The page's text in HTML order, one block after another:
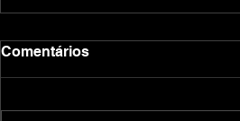
Comentários